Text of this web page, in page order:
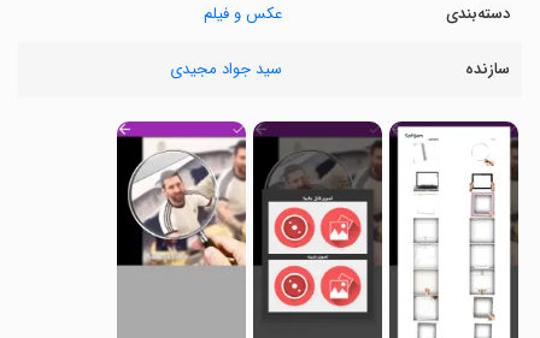
دسته‌بندی عکس و فیلم
سازنده سید جواد مجیدی